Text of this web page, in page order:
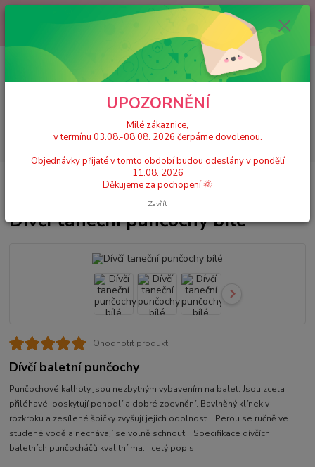
Milé zákaznice, v termínu 03.08.-08.08. 2026 čerpáme dovolenou.
Objednávky přijaté v tomto období budou odeslány v pondělí 11.08.
2026 Děkujeme za pochopení 🌞
CZK
Hledat
+420 777 224 390
(Po-Pá, 9-17 hod.)
0 Kč
Dívčí doplňky gymnastika / tanec / balet
Dívčí baletní punčocháče
Dívčí taneční punčochy bílé
Dívčí taneční punčochy bílé
Ohodnotit produkt
Dívčí baletní punčochy
Punčochové kalhoty jsou nezbytným vybavením na balet. Jsou zcela
přiléhavé, poskytují pohodlí a dobré zpevnění. Bavlněný klínek v
rozkroku a zesílené špičky zvyšují jejich odolnost. . Perou se ručně ve
studené vodě a nechávají se volně schnout. Specifikace dívčích
baletních punčocháčů kvalitní ma... celý popis
UPOZORNĚNÍ
Milé zákaznice,
v termínu 03.08.-08.08. 2026 čerpáme dovolenou.
Objednávky přijaté v tomto období budou odeslány v pondělí
11.08. 2026
Děkujeme za pochopení 🌞
Zavřít